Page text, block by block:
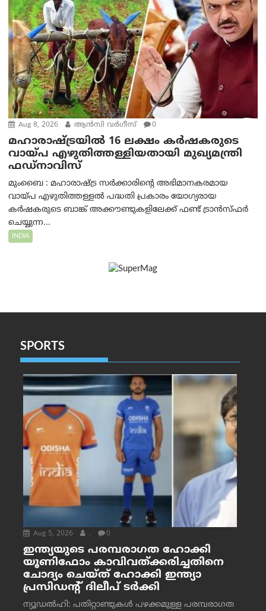
Aug 8, 2026 ആന്‍സി വര്‍ഗീസ് 0
മഹാരാഷ്ട്രയിൽ 16 ലക്ഷം കർഷകരുടെ
വായ്പ എഴുതിത്തള്ളിയതായി മുഖ്യമന്ത്രി
ഫഡ്‌നാവിസ്
മുംബൈ : മഹാരാഷ്ട്ര സർക്കാരിന്റെ അഭിമാനകരമായ
വായ്പ എഴുതിത്തള്ളൽ പദ്ധതി പ്രകാരം യോഗ്യരായ
കർഷകരുടെ ബാങ്ക് അക്കൗണ്ടുകളിലേക്ക് ഫണ്ട് ട്രാൻസ്ഫർ
ചെയ്യുന്ന...
INDIA
SPORTS
Aug 5, 2026 . 0
ഇന്ത്യയുടെ പരമ്പരാഗത ഹോക്കി
യൂണിഫോം കാവിവത്ക്കരിച്ചതിനെ
ചോദ്യം ചെയ്ത് ഹോക്കി ഇന്ത്യാ
പ്രസിഡന്റ് ദിലീപ് ടര്‍ക്കി
ന്യൂഡൽഹി: പതിറ്റാണ്ടുകൾ പഴക്കമുള്ള പരമ്പരാഗത